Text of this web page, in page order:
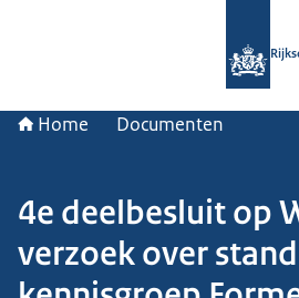
Home Documenten
4e deelbesluit op
verzoek over